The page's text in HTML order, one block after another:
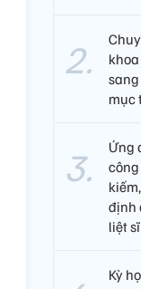
mục
Ứng
định
liệt sĩ
Kỳ